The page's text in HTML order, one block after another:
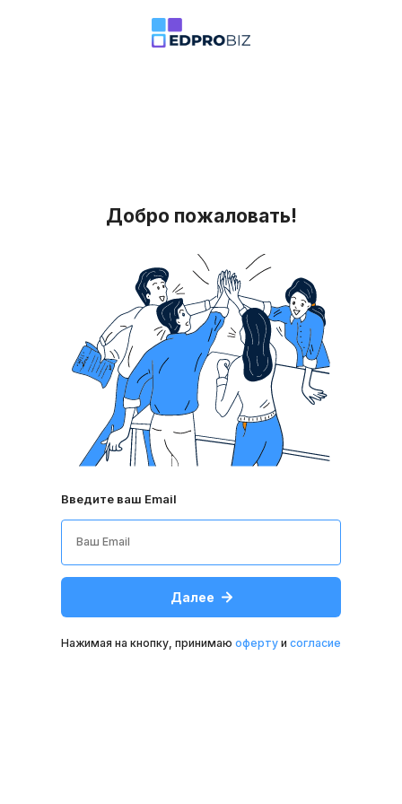
Добро пожаловать!
Введите ваш Email
Далее
Нажимая на кнопку, принимаю оферту и согласие